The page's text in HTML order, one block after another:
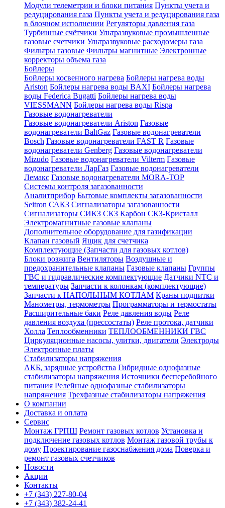
Модули телеметрии и блоки питания Пункты учета и
редуцирования газа Пункты учета и редуцирования газа
в блочном исполнении Регуляторы давления газа
Турбинные счётчики Ультразвуковые промышленные
газовые счетчики Ультразвуковые расходомеры газа
Фильтры газовые Фильтры магнитные Электронные
корректоры объема газа
Бойлеры
Бойлеры косвенного нагрева Бойлеры нагрева воды
Ariston Бойлеры нагрева воды BAXI Бойлеры нагрева
воды Federica Bugatti Бойлеры нагрева воды
VIESSMANN Бойлеры нагрева воды Rispa
Газовые водонагреватели
Газовые водонагреватели Ariston Газовые
водонагреватели BaltGaz Газовые водонагреватели
Bosch Газовые водонагреватели FAST R Газовые
водонагреватели Genberg Газовые водонагреватели
Mizudo Газовые водонагреватели Vilterm Газовые
водонагреватели ЛарГаз Газовые водонагреватели
Лемакс Газовые водонагреватели MORA-TOP
Системы контроля загазованности
Аналитприбор Бытовые комплекты загазованности
Seitron САКЗ Сигнализаторы загазованности
Сигнализаторы СИКЗ СКЗ Карбон СКЗ-Кристалл
Электромагнитные газовые клапаны
Дополнительное оборудование для газификации
Клапан газовый Ящик для счетчика
Комплектующие (Запчасти для газовых котлов)
Блоки розжига Вентиляторы Воздушные и
предохранительные клапаны Газовые клапаны Группы
ГВС и гидравлические комплектующие Датчики NTC и
температуры Запчасти к колонкам (комплектующие)
Запчасти к НАПОЛЬНЫМ КОТЛАМ Краны подпитки
Манометры, термометры Программаторы и термостаты
Расширительные баки Реле давления воды Реле
давления воздуха (прессостаты) Реле протока, датчики
Холла Теплообменники ТЕПЛООБМЕННИКИ ГВС
Циркуляционные насосы, улитки, двигатели Электроды
Электронные платы
Стабилизаторы напряжения
АКБ, зарядные устройства Гибридные однофазные
стабилизаторы напряжения Источники бесперебойного
питания Релейные однофазные стабилизаторы
напряжения Трехфазные стабилизаторы напряжения
О компании
Доставка и оплата
Сервис
Монтаж ГРПШ Ремонт газовых котлов Установка и
подключение газовых котлов Монтаж газовой трубы к
дому Проектирование газоснабжения дома Поверка и
ремонт газовых счетчиков
Новости
Акции
Контакты
+7 (343) 227-80-04
+7 (343) 382-24-41